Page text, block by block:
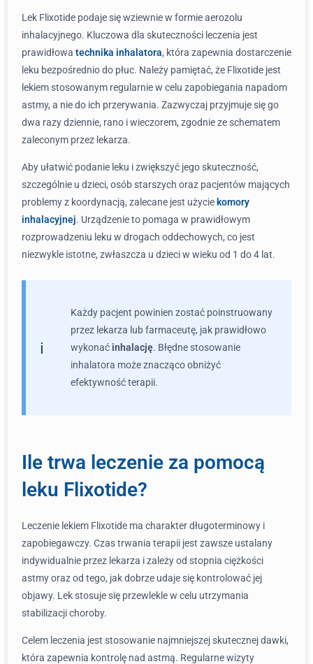
Lek Flixotide podaje się wziewnie w formie aerozolu
inhalacyjnego. Kluczowa dla skuteczności leczenia jest
prawidłowa technika inhalatora, która zapewnia dostarczenie
leku bezpośrednio do płuc. Należy pamiętać, że Flixotide jest
lekiem stosowanym regularnie w celu zapobiegania napadom
astmy, a nie do ich przerywania. Zazwyczaj przyjmuje się go
dwa razy dziennie, rano i wieczorem, zgodnie ze schematem
zaleconym przez lekarza.
Aby ułatwić podanie leku i zwiększyć jego skuteczność,
szczególnie u dzieci, osób starszych oraz pacjentów mających
problemy z koordynacją, zalecane jest użycie komory
inhalacyjnej. Urządzenie to pomaga w prawidłowym
rozprowadzeniu leku w drogach oddechowych, co jest
niezwykle istotne, zwłaszcza u dzieci w wieku od 1 do 4 lat.
Każdy pacjent powinien zostać poinstruowany
przez lekarza lub farmaceutę, jak prawidłowo
wykonać inhalację. Błędne stosowanie
inhalatora może znacząco obniżyć
efektywność terapii.
Ile trwa leczenie za pomocą
leku Flixotide?
Leczenie lekiem Flixotide ma charakter długoterminowy i
zapobiegawczy. Czas trwania terapii jest zawsze ustalany
indywidualnie przez lekarza i zależy od stopnia ciężkości
astmy oraz od tego, jak dobrze udaje się kontrolować jej
objawy. Lek stosuje się przewlekle w celu utrzymania
stabilizacji choroby.
Celem leczenia jest stosowanie najmniejszej skutecznej dawki,
która zapewnia kontrolę nad astmą. Regularne wizyty